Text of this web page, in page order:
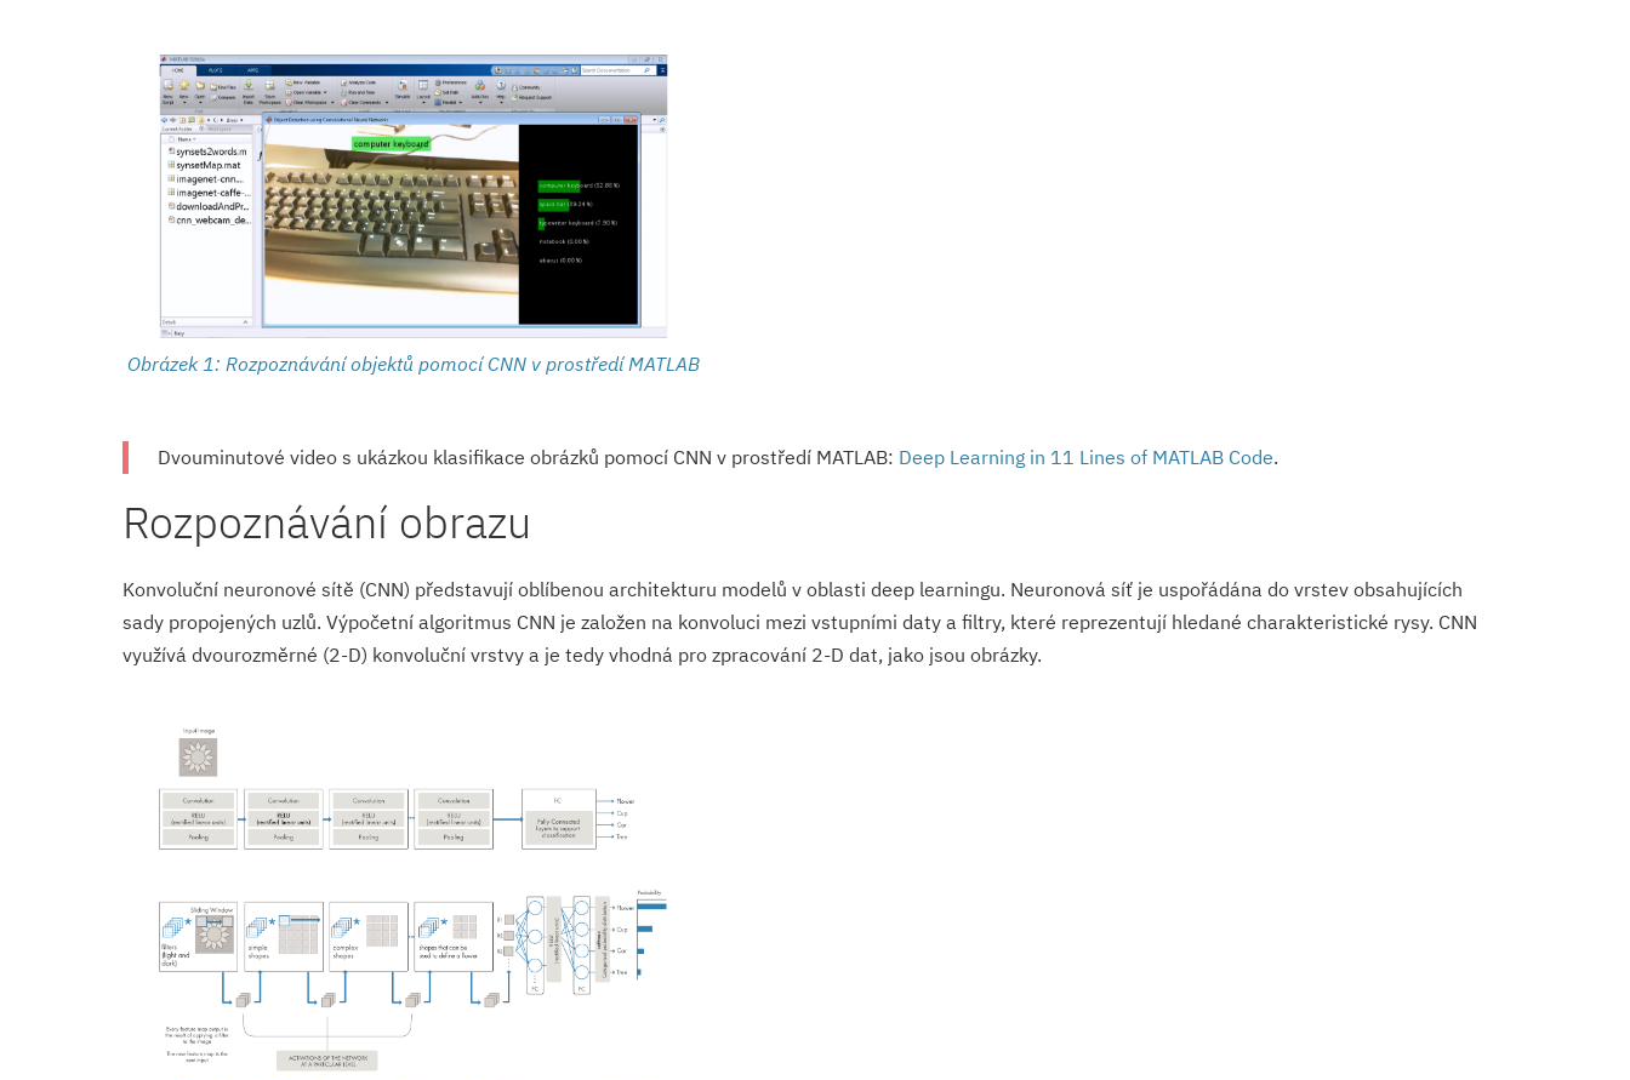
Obrázek 1: Rozpoznávání objektů pomocí CNN v prostředí MATLAB
Dvouminutové video s ukázkou klasifikace obrázků pomocí CNN v prostředí MATLAB: Deep Learning in 11 Lines of MATLAB Code.
Rozpoznávání obrazu
Konvoluční neuronové sítě (CNN) představují oblíbenou architekturu modelů v oblasti deep learningu. Neuronová síť je uspořádána do vrstev obsahujících
sady propojených uzlů. Výpočetní algoritmus CNN je založen na konvoluci mezi vstupními daty a filtry, které reprezentují hledané charakteristické rysy. CNN
využívá dvourozměrné (2-D) konvoluční vrstvy a je tedy vhodná pro zpracování 2-D dat, jako jsou obrázky.